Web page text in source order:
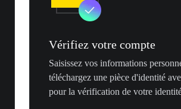
Vérifiez votre compte
Saisissez vos informations
téléchargez une pièce d'identité
pour la vérification de votre